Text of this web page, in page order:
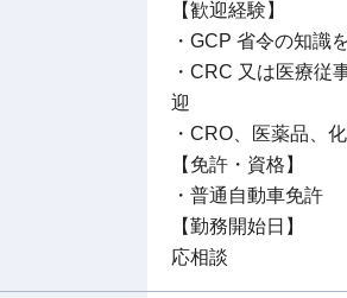
【歓迎経験】
・GCP 省令の知識
・CRC 又は医療従
迎
・CRO、医薬品、
【免許・資格】
・普通自動車免許
【勤務開始日】
応相談